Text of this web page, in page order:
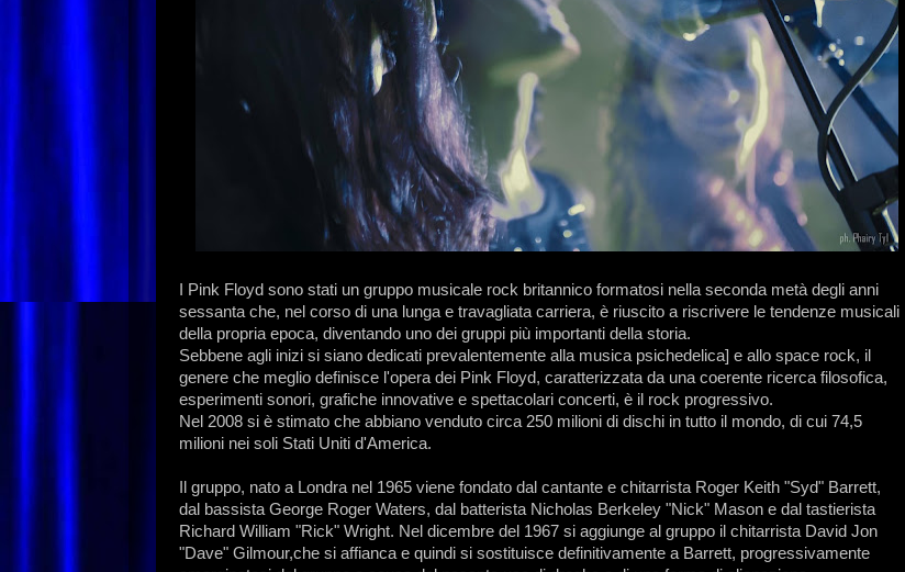
I Pink Floyd sono stati un gruppo musicale rock britannico formatosi nella seconda metà degli anni
sessanta che, nel corso di una lunga e travagliata carriera, è riuscito a riscrivere le tendenze musicali
della propria epoca, diventando uno dei gruppi più importanti della storia.
Sebbene agli inizi si siano dedicati prevalentemente alla musica psichedelica] e allo space rock, il
genere che meglio definisce l'opera dei Pink Floyd, caratterizzata da una coerente ricerca filosofica,
esperimenti sonori, grafiche innovative e spettacolari concerti, è il rock progressivo.
Nel 2008 si è stimato che abbiano venduto circa 250 milioni di dischi in tutto il mondo, di cui 74,5
milioni nei soli Stati Uniti d'America.
Il gruppo, nato a Londra nel 1965 viene fondato dal cantante e chitarrista Roger Keith "Syd" Barrett,
dal bassista George Roger Waters, dal batterista Nicholas Berkeley "Nick" Mason e dal tastierista
Richard William "Rick" Wright. Nel dicembre del 1967 si aggiunge al gruppo il chitarrista David Jon
"Dave" Gilmour,che si affianca e quindi si sostituisce definitivamente a Barrett, progressivamente